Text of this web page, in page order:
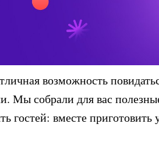
возможность
Мы собрали для вас
гостей: вместе